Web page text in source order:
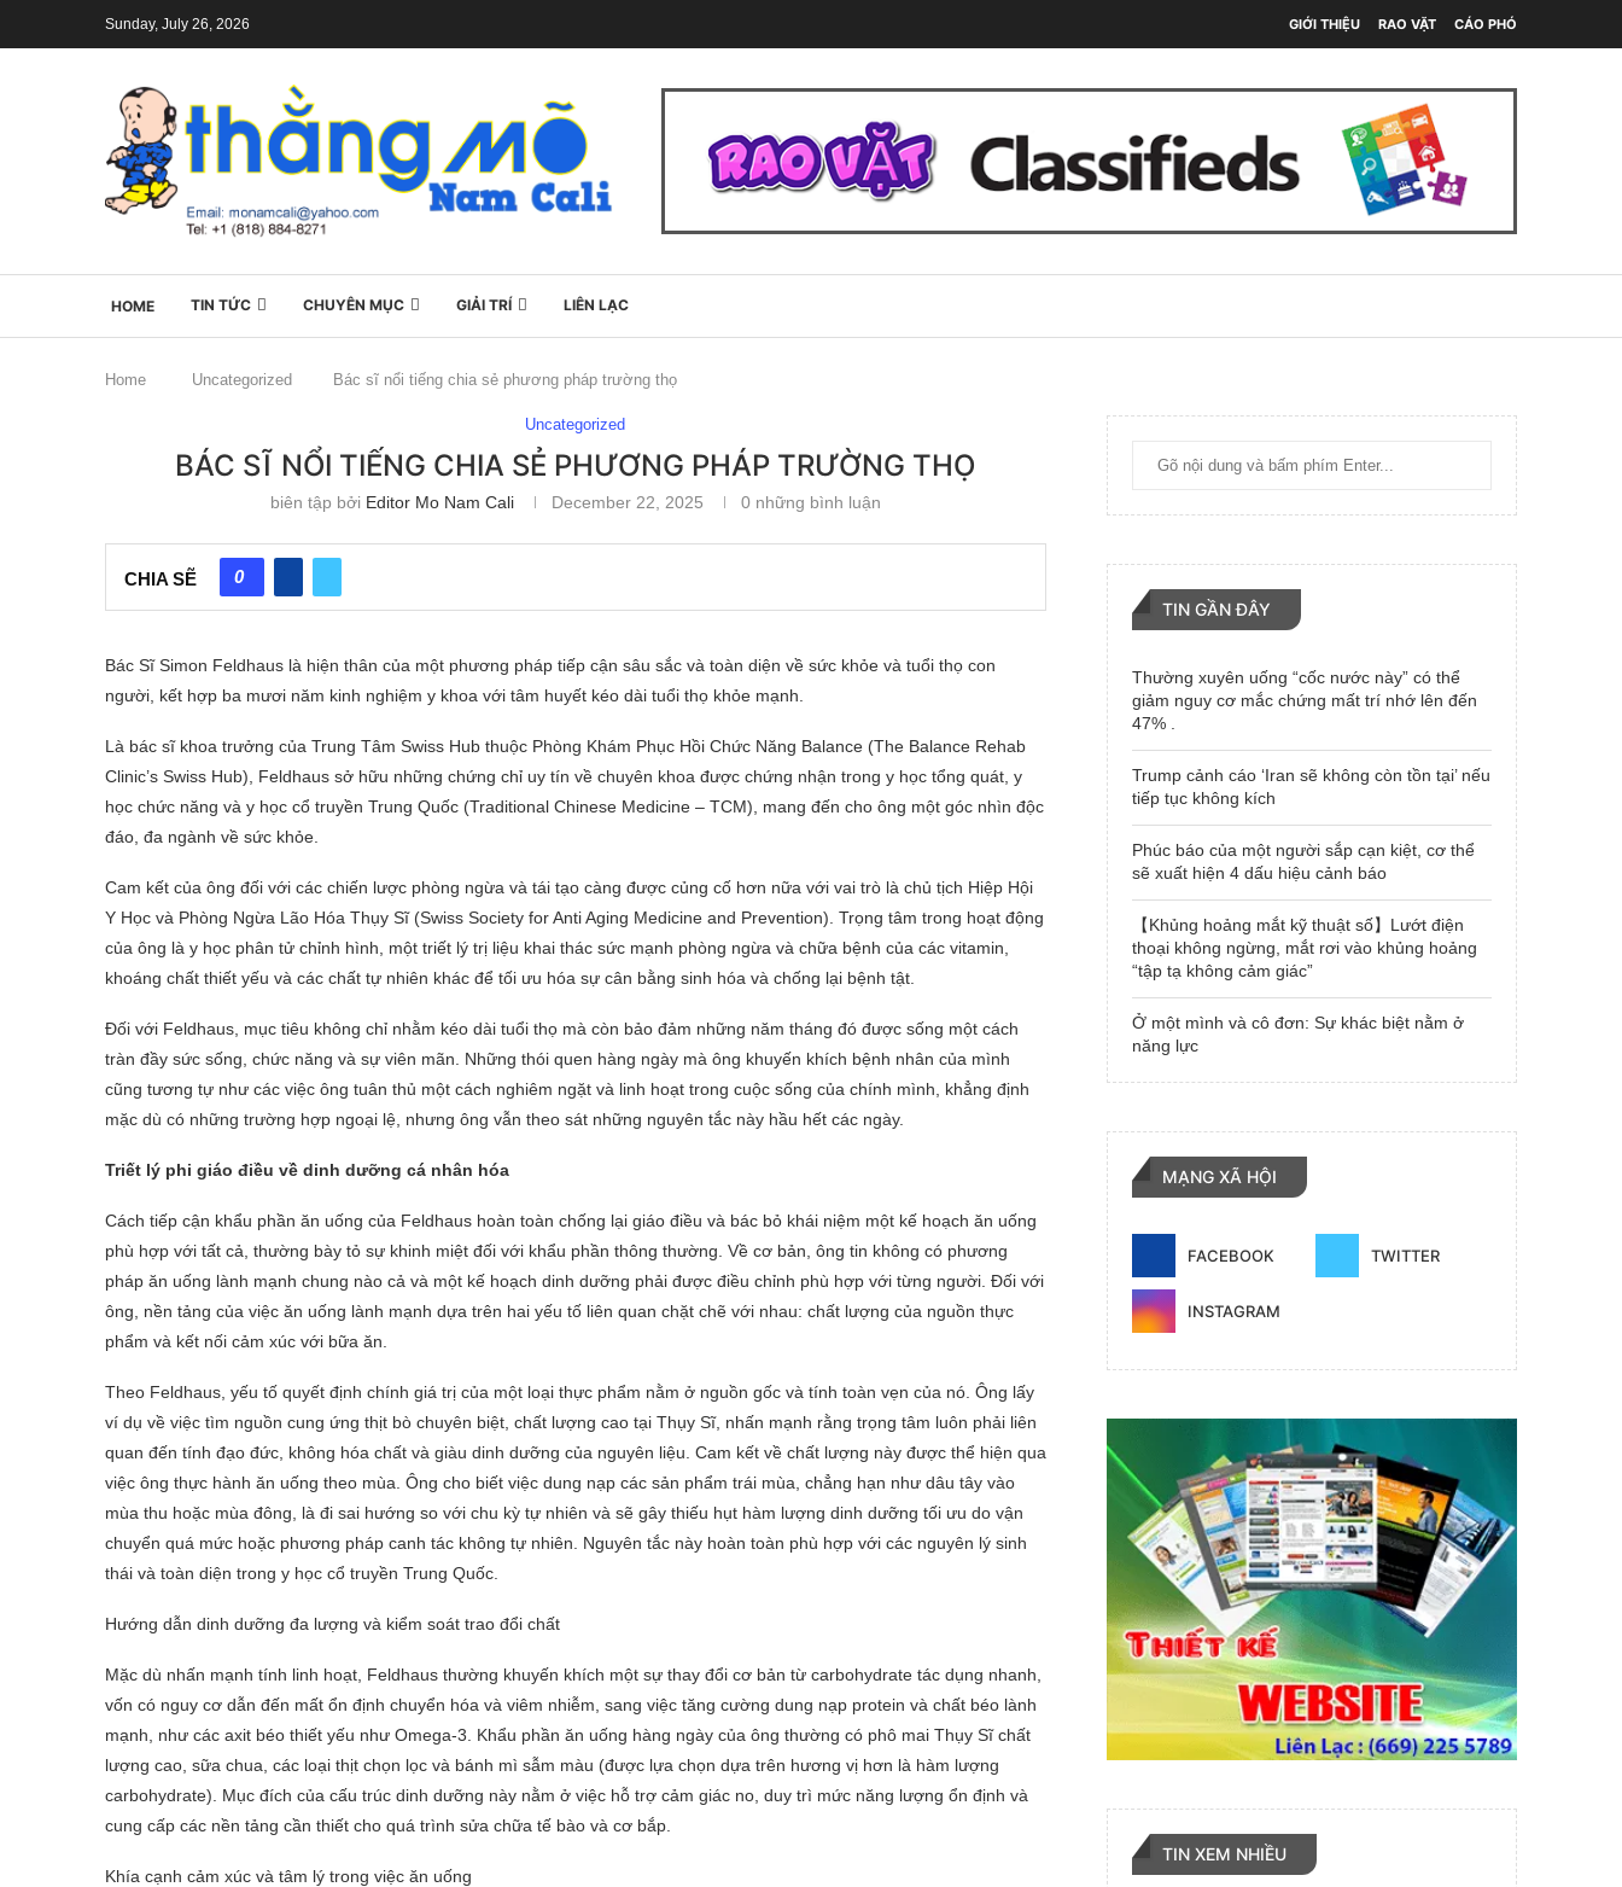
Sunday, July 26, 2026 GIỚI THIỆU RAO VẶT CÁO PHÓ
HOME TIN TỨC CHUYÊN MỤC GIẢI TRÍ LIÊN LẠC
Home Uncategorized Bác sĩ nổi tiếng chia sẻ phương pháp trường thọ
Uncategorized
BÁC SĨ NỔI TIẾNG CHIA SẺ PHƯƠNG PHÁP TRƯỜNG THỌ
biên tập bởi Editor Mo Nam Cali December 22, 2025 0 những bình luận
CHIA SẼ 0
Bác Sĩ Simon Feldhaus là hiện thân của một phương pháp tiếp cận sâu sắc và toàn diện về sức khỏe và tuổi thọ con
người, kết hợp ba mươi năm kinh nghiệm y khoa với tâm huyết kéo dài tuổi thọ khỏe mạnh.
Là bác sĩ khoa trưởng của Trung Tâm Swiss Hub thuộc Phòng Khám Phục Hồi Chức Năng Balance (The Balance Rehab
Clinic’s Swiss Hub), Feldhaus sở hữu những chứng chỉ uy tín về chuyên khoa được chứng nhận trong y học tổng quát, y
học chức năng và y học cổ truyền Trung Quốc (Traditional Chinese Medicine – TCM), mang đến cho ông một góc nhìn độc
đáo, đa ngành về sức khỏe.
Cam kết của ông đối với các chiến lược phòng ngừa và tái tạo càng được củng cố hơn nữa với vai trò là chủ tịch Hiệp Hội
Y Học và Phòng Ngừa Lão Hóa Thụy Sĩ (Swiss Society for Anti Aging Medicine and Prevention). Trọng tâm trong hoạt động
của ông là y học phân tử chỉnh hình, một triết lý trị liệu khai thác sức mạnh phòng ngừa và chữa bệnh của các vitamin,
khoáng chất thiết yếu và các chất tự nhiên khác để tối ưu hóa sự cân bằng sinh hóa và chống lại bệnh tật.
Đối với Feldhaus, mục tiêu không chỉ nhằm kéo dài tuổi thọ mà còn bảo đảm những năm tháng đó được sống một cách
tràn đầy sức sống, chức năng và sự viên mãn. Những thói quen hàng ngày mà ông khuyến khích bệnh nhân của mình
cũng tương tự như các việc ông tuân thủ một cách nghiêm ngặt và linh hoạt trong cuộc sống của chính mình, khẳng định
mặc dù có những trường hợp ngoại lệ, nhưng ông vẫn theo sát những nguyên tắc này hầu hết các ngày.
Triết lý phi giáo điều về dinh dưỡng cá nhân hóa
Cách tiếp cận khẩu phần ăn uống của Feldhaus hoàn toàn chống lại giáo điều và bác bỏ khái niệm một kế hoạch ăn uống
phù hợp với tất cả, thường bày tỏ sự khinh miệt đối với khẩu phần thông thường. Về cơ bản, ông tin không có phương
pháp ăn uống lành mạnh chung nào cả và một kế hoạch dinh dưỡng phải được điều chỉnh phù hợp với từng người. Đối với
ông, nền tảng của việc ăn uống lành mạnh dựa trên hai yếu tố liên quan chặt chẽ với nhau: chất lượng của nguồn thực
phẩm và kết nối cảm xúc với bữa ăn.
Theo Feldhaus, yếu tố quyết định chính giá trị của một loại thực phẩm nằm ở nguồn gốc và tính toàn vẹn của nó. Ông lấy
ví dụ về việc tìm nguồn cung ứng thịt bò chuyên biệt, chất lượng cao tại Thụy Sĩ, nhấn mạnh rằng trọng tâm luôn phải liên
quan đến tính đạo đức, không hóa chất và giàu dinh dưỡng của nguyên liệu. Cam kết về chất lượng này được thể hiện qua
việc ông thực hành ăn uống theo mùa. Ông cho biết việc dung nạp các sản phẩm trái mùa, chẳng hạn như dâu tây vào
mùa thu hoặc mùa đông, là đi sai hướng so với chu kỳ tự nhiên và sẽ gây thiếu hụt hàm lượng dinh dưỡng tối ưu do vận
chuyển quá mức hoặc phương pháp canh tác không tự nhiên. Nguyên tắc này hoàn toàn phù hợp với các nguyên lý sinh
thái và toàn diện trong y học cổ truyền Trung Quốc.
Hướng dẫn dinh dưỡng đa lượng và kiểm soát trao đổi chất
Mặc dù nhấn mạnh tính linh hoạt, Feldhaus thường khuyến khích một sự thay đổi cơ bản từ carbohydrate tác dụng nhanh,
vốn có nguy cơ dẫn đến mất ổn định chuyển hóa và viêm nhiễm, sang việc tăng cường dung nạp protein và chất béo lành
mạnh, như các axit béo thiết yếu như Omega-3. Khẩu phần ăn uống hàng ngày của ông thường có phô mai Thụy Sĩ chất
lượng cao, sữa chua, các loại thịt chọn lọc và bánh mì sẫm màu (được lựa chọn dựa trên hương vị hơn là hàm lượng
carbohydrate). Mục đích của cấu trúc dinh dưỡng này nằm ở việc hỗ trợ cảm giác no, duy trì mức năng lượng ổn định và
cung cấp các nền tảng cần thiết cho quá trình sửa chữa tế bào và cơ bắp.
Khía cạnh cảm xúc và tâm lý trong việc ăn uống
TIN GẦN ĐÂY
Thường xuyên uống “cốc nước này” có thể
giảm nguy cơ mắc chứng mất trí nhớ lên đến
47% .
Trump cảnh cáo ‘Iran sẽ không còn tồn tại’ nếu
tiếp tục không kích
Phúc báo của một người sắp cạn kiệt, cơ thể
sẽ xuất hiện 4 dấu hiệu cảnh báo
【Khủng hoảng mắt kỹ thuật số】Lướt điện
thoại không ngừng, mắt rơi vào khủng hoảng
“tập tạ không cảm giác”
Ở một mình và cô đơn: Sự khác biệt nằm ở
năng lực
MẠNG XÃ HỘI
FACEBOOK TWITTER
INSTAGRAM
TIN XEM NHIỀU